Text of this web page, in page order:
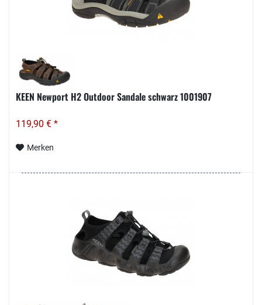
KEEN Newport H2 Outdoor Sandale schwarz 1001907
119,90 € *
Merken